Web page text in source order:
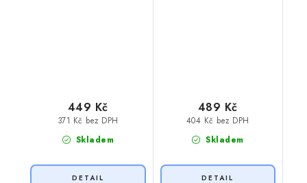
Skladem
371 Kč bez DPH
449 Kč
Skladem
404 Kč bez DPH
489 Kč